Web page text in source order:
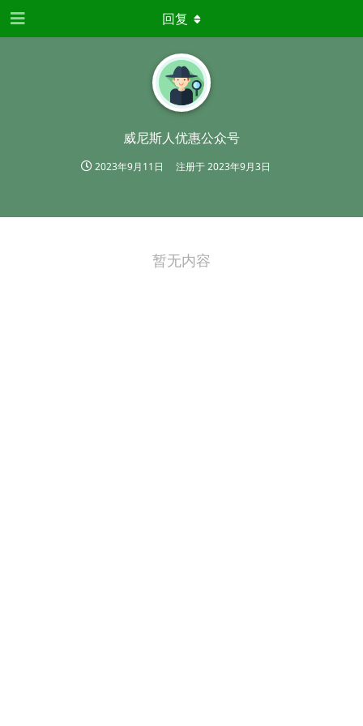
威尼斯人优惠公众号
2023年9月11日 注册于2023年9月3日
回复
暂无内容